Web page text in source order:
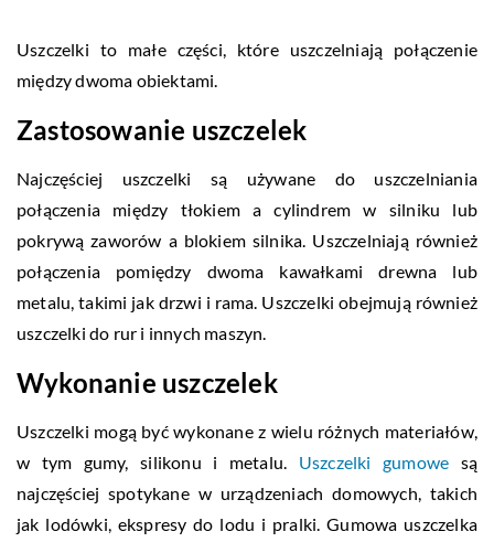
Uszczelki to małe części, które uszczelniają połączenie
między dwoma obiektami.
Zastosowanie uszczelek
Najczęściej uszczelki są używane do uszczelniania
połączenia między tłokiem a cylindrem w silniku lub
pokrywą zaworów a blokiem silnika. Uszczelniają również
połączenia pomiędzy dwoma kawałkami drewna lub
metalu, takimi jak drzwi i rama. Uszczelki obejmują również
uszczelki do rur i innych maszyn.
Wykonanie uszczelek
Uszczelki mogą być wykonane z wielu różnych materiałów,
w tym gumy, silikonu i metalu. Uszczelki gumowe są
najczęściej spotykane w urządzeniach domowych, takich
jak lodówki, ekspresy do lodu i pralki. Gumowa uszczelka